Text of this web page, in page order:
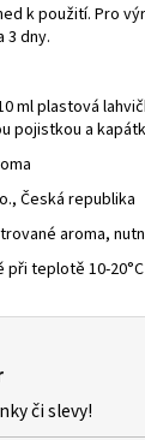
k použití. Pro
3 dny.
ml plastová
pojistkou a
Česká republika
aroma,
při teplotě 10-20°C
či slevy!